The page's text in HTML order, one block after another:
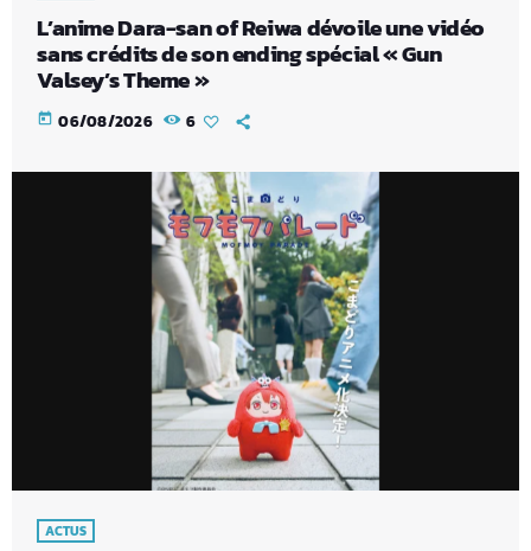
L’anime Dara-san of Reiwa dévoile une vidéo
sans crédits de son ending spécial « Gun
Valsey’s Theme »
today 06/08/2026 6
ACTUS